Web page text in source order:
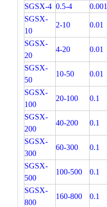
SGSX-4 0.5-4
SGSX-
10
2-10 0.01
SGSX-
20
4-20 0.01
SGSX-
50
10-50 0.01
SGSX-
100
20-100 0.1
SGSX-
200
40-200 0.1
SGSX-
300
60-300 0.1
SGSX-
500
100-500 0.1
SGSX-
800
160-800 0.1